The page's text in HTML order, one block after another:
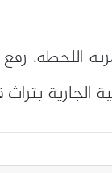
رفع
الجارية